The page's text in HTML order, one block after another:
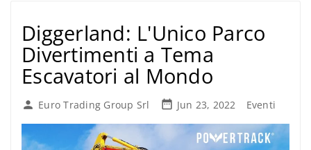
Diggerland: L'Unico Parco
Divertimenti a Tema
Escavatori al Mondo
 Euro Trading Group Srl  Jun 23, 2022 Eventi